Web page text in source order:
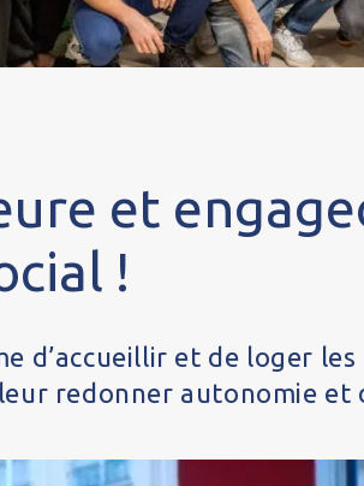
et
!
d’accueillir et de loger
redonner autonomie et